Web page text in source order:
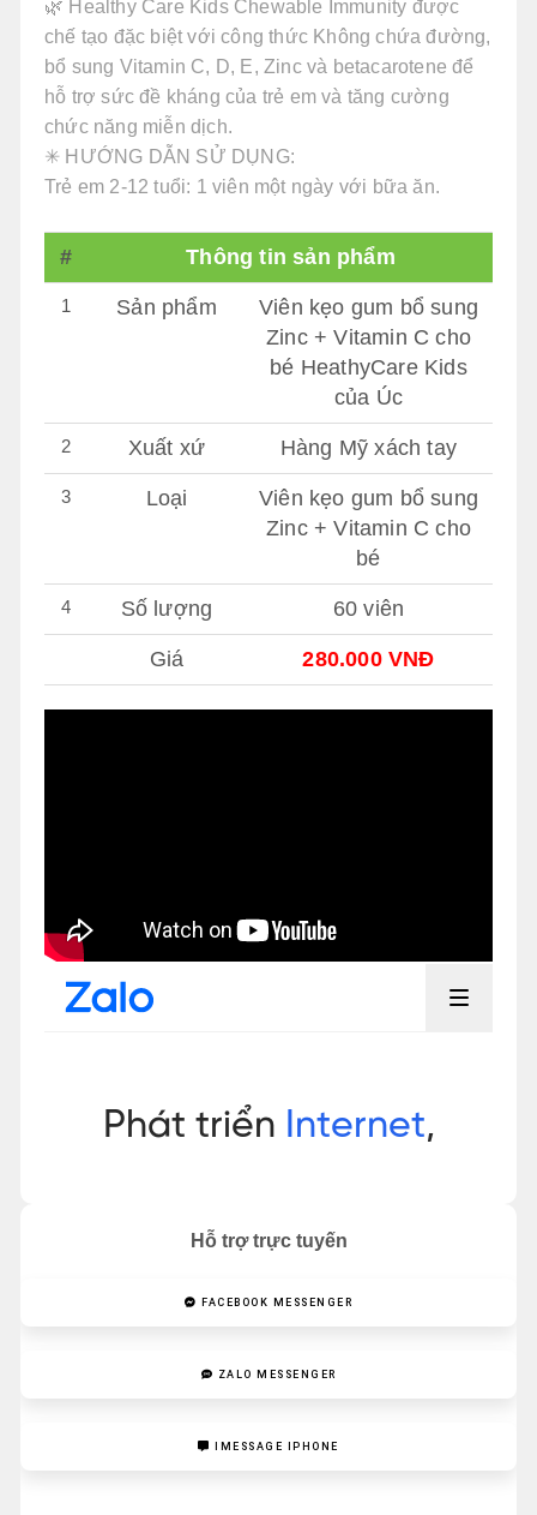
Hỗ trợ trực tuyến
FACEBOOK MESSENGER
ZALO MESSENGER
IMESSAGE IPHONE
🌿 Healthy Care Kids Chewable Immunity được
chế tạo đặc biệt với công thức Không chứa đường,
bổ sung Vitamin C, D, E, Zinc và betacarotene để
hỗ trợ sức đề kháng của trẻ em và tăng cường
chức năng miễn dịch.
✳ HƯỚNG DẪN SỬ DỤNG:
Trẻ em 2-12 tuổi: 1 viên một ngày với bữa ăn.
# Thông tin sản phẩm
1 Sản phẩm
Viên kẹo gum bổ sung
Zinc + Vitamin C cho
bé HeathyCare Kids
của Úc
2 Xuất xứ Hàng Mỹ xách tay
3 Loại
Viên kẹo gum bổ sung
Zinc + Vitamin C cho
bé
4 Số lượng 60 viên
Giá 280.000 VNĐ